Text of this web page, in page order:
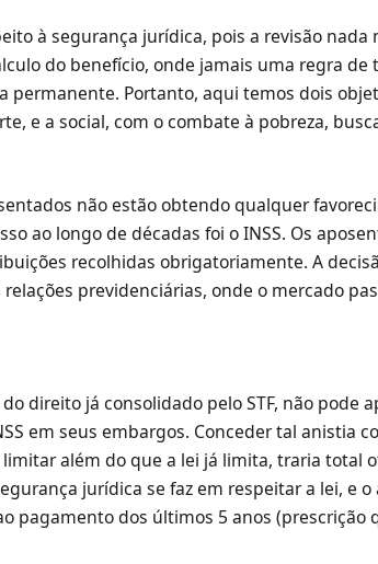
à segurança jurídica, pois a revisão nada
do benefício, onde jamais uma regra de
permanente. Portanto, aqui temos dois
e a social, com o combate à pobreza,
não estão obtendo qualquer
ao longo de décadas foi o INSS. Os
recolhidas obrigatoriamente. A
previdenciárias, onde o mercado
do direito já consolidado pelo STF, não pode
em seus embargos. Conceder tal anistia
além do que a lei já limita, traria total
jurídica se faz em respeitar a lei, e
pagamento dos últimos 5 anos (prescrição